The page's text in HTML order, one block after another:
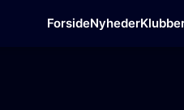
ForsideNyheder